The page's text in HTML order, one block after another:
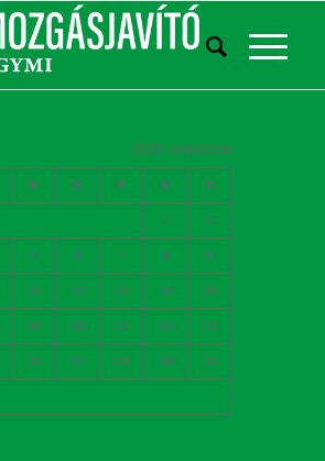
2026. augusztus
S C P S V
1 2
5 6 7 8 9
12 13 14 15 16
19 20 21 22 23
26 27 28 29 30